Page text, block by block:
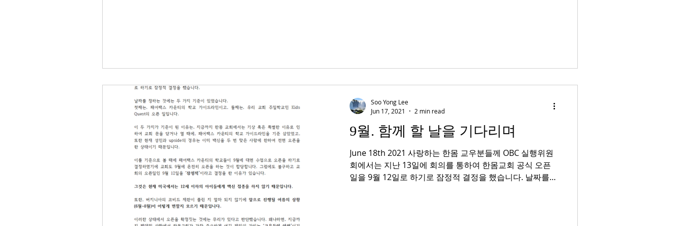
9월. 함께 할 날을 기다리며
June 18th 2021 사랑하는 한몸 교우분들께 OBC 실행위원
회에서는 지난 13일에 회의를 통하여 한몸교회 공식 오픈
일을 9월 12일로 하기로 잠정적 결정을 했습니다. 날짜를
Soo Yong Lee
Jun 17, 2021
2 min read